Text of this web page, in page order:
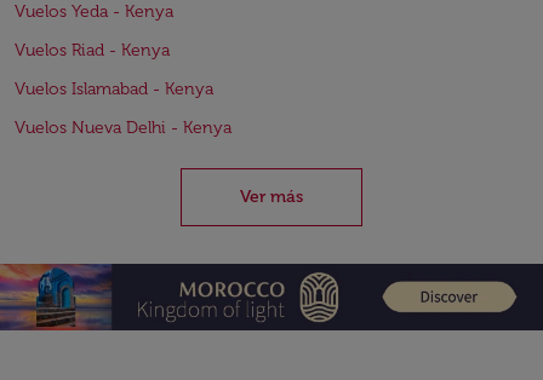
Vuelos Yeda - Kenya
Vuelos Riad - Kenya
Vuelos Islamabad - Kenya
Vuelos Nueva Delhi - Kenya
Ver más